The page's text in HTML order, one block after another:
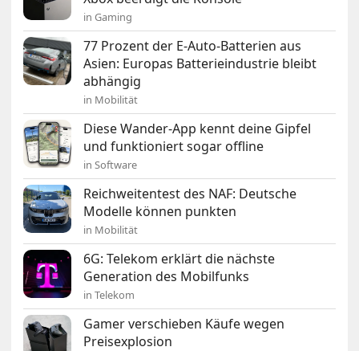
in Gaming
77 Prozent der E-Auto-Batterien aus
Asien: Europas Batterieindustrie bleibt
abhängig
in Mobilität
Diese Wander-App kennt deine Gipfel
und funktioniert sogar offline
in Software
Reichweitentest des NAF: Deutsche
Modelle können punkten
in Mobilität
6G: Telekom erklärt die nächste
Generation des Mobilfunks
in Telekom
Gamer verschieben Käufe wegen
Preisexplosion